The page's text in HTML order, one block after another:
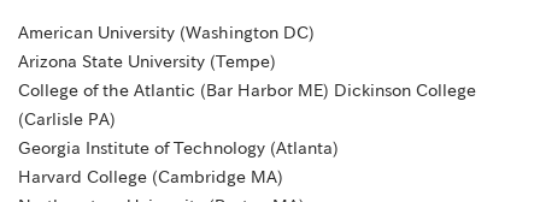
American University (Washington DC)
Arizona State University (Tempe)
College of the Atlantic (Bar Harbor ME) Dickinson College
(Carlisle PA)
Georgia Institute of Technology (Atlanta)
Harvard College (Cambridge MA)